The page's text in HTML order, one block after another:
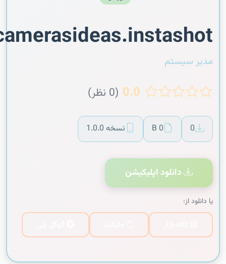
مدیر سیستم
0.0 (0 نظر)
0
0 B نسخه 1.0.0
دانلود اپلیکیشن
یا دانلود از: